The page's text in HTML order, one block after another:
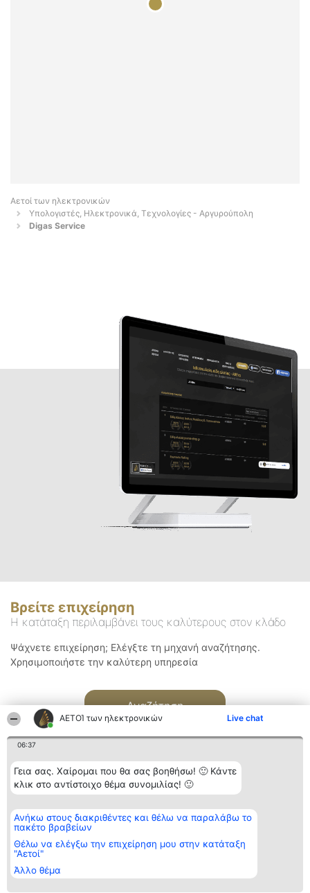
ΑΕΤΟΊ των ηλεκτρονικών Live chat
06:37
Γεια σας. Χαίρομαι που θα σας βοηθήσω! 🙂 Κάντε
κλικ στο αντίστοιχο θέμα συνομιλίας! 🙂
Ανήκω στους διακριθέντες και θέλω να παραλάβω το
πακέτο βραβείων
Θέλω να ελέγξω την επιχείρηση μου στην κατάταξη
"Αετοί"
Άλλο θέμα
Αετοί των ηλεκτρονικών
Υπολογιστές, Ηλεκτρονικά, Τεχνολογίες - Αργυρούπολη
Digas Service
Βρείτε επιχείρηση
Η κατάταξη περιλαμβάνει τους καλύτερους στον κλάδο
Ψάχνετε επιχείρηση; Ελέγξτε τη μηχανή αναζήτησης.
Χρησιμοποιήστε την καλύτερη υπηρεσία
Αναζήτηση
Διοργανωτής της
κατάταξης
BEAUTIFUL COMPANY
ΤΗΛ. ΕΠΙΚΟΙΝΩΝΙΑΣ:
2104128019
email:
aetoi@beautifulcompany.co
Κατάταξη
Διακριθέντες
των
διακριθέντων
προϋποθέσεις
Επικοινωνία
Επικοινωνία